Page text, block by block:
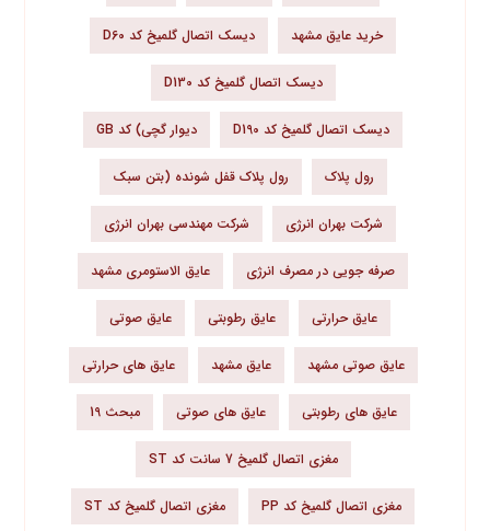
خرید عایق مشهد دیسک اتصال گلمیخ کد D60
دیسک اتصال گلمیخ کد D130
دیسک اتصال گلمیخ کد D190 دیوار گچی) کد GB
رول پلاک رول پلاک قفل شونده (بتن سبک
شرکت بهران انرژی شرکت مهندسی بهران انرژی
صرفه جویی در مصرف انرژی عایق الاستومری مشهد
عایق حرارتی عایق رطوبتی عایق صوتی
عایق صوتی مشهد عایق مشهد عایق های حرارتی
عایق های رطوبتی عایق های صوتی مبحث 19
مغزی اتصال گلمیخ 7 سانت کد ST
مغزی اتصال گلمیخ کد PP مغزی اتصال گلمیخ کد ST